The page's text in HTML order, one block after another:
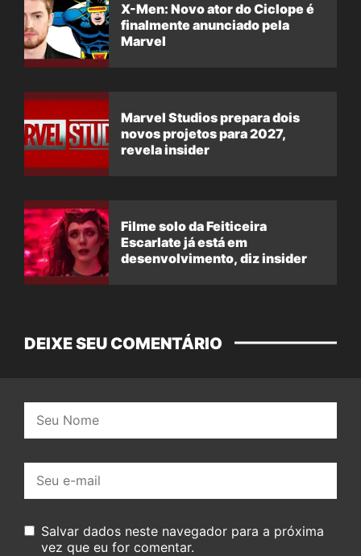
X-Men: Novo ator do Ciclope é
finalmente anunciado pela
Marvel
Marvel Studios prepara dois
novos projetos para 2027,
revela insider
Filme solo da Feiticeira
Escarlate já está em
desenvolvimento, diz insider
DEIXE SEU COMENTÁRIO
mail:
Salvar dados neste navegador para a próxima
vez que eu for comentar.